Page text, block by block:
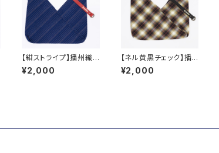
【紺ストライプ】播州織
あづま袋
¥2,000
【ネル黄黒チェック】播
州織あづま袋
¥2,000